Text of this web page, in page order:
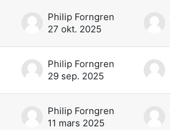
Philip Forngren
27 okt. 2025
Philip Forngren
29 sep. 2025
Philip Forngren
11 mars 2025